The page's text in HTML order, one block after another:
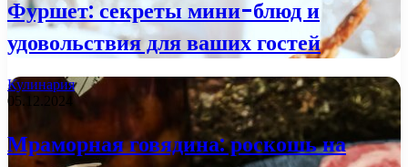
Фуршет: секреты мини-блюд и
удовольствия для ваших гостей
Кулинария
05.12.2024
Мраморная говядина: роскошь на